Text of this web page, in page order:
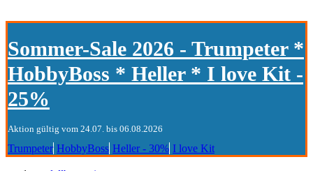
Sommer-Sale 2026 - Trumpeter *
HobbyBoss * Heller * I love Kit -
25%
Aktion gültig vom 24.07. bis 06.08.2026
Trumpeter HobbyBoss Heller - 30% I love Kit